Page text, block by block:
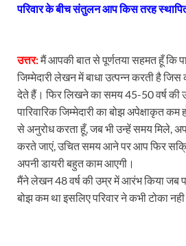
परिवार के बीच संतुलन आप किस तरह
उत्तर:मैं आपकी बात से पूर्णतया सहमत हूँ कि
जिम्मेदारी लेखन में बाधा उत्पन्न करती है
देते हैं। फिर लिखने का समय 45-50 वर्ष की
पारिवारिक जिम्मेदारी का बोझ अपेक्षाकृत कम
से अनुरोध करता हूँ, जब भी उन्हें समय मिले,
करते जाएं, उचित समय आने पर आप फिर
अपनी डायरी बहुत काम आएगी।
मैंने लेखन 48 वर्ष की उम्र में आरंभ किया जब
बोझ कम था इसलिए परिवार ने कभी टोका